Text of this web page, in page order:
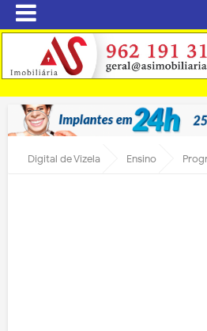
Digital de Vizela Ensino